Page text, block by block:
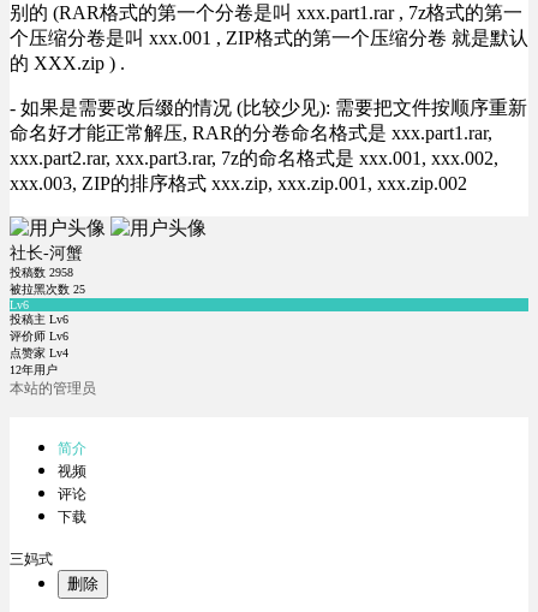
别的 (RAR格式的第一个分卷是叫 xxx.part1.rar , 7z格式的第一
个压缩分卷是叫 xxx.001 , ZIP格式的第一个压缩分卷 就是默认
的 XXX.zip ) .
- 如果是需要改后缀的情况 (比较少见): 需要把文件按顺序重新
命名好才能正常解压, RAR的分卷命名格式是 xxx.part1.rar,
xxx.part2.rar, xxx.part3.rar, 7z的命名格式是 xxx.001, xxx.002,
xxx.003, ZIP的排序格式 xxx.zip, xxx.zip.001, xxx.zip.002
社长-河蟹
投稿数 2958
被拉黑次数 25
Lv6
投稿主 Lv6
评价师 Lv6
点赞家 Lv4
12年用户
本站的管理员
简介
视频
评论
下载
三妈式
删除